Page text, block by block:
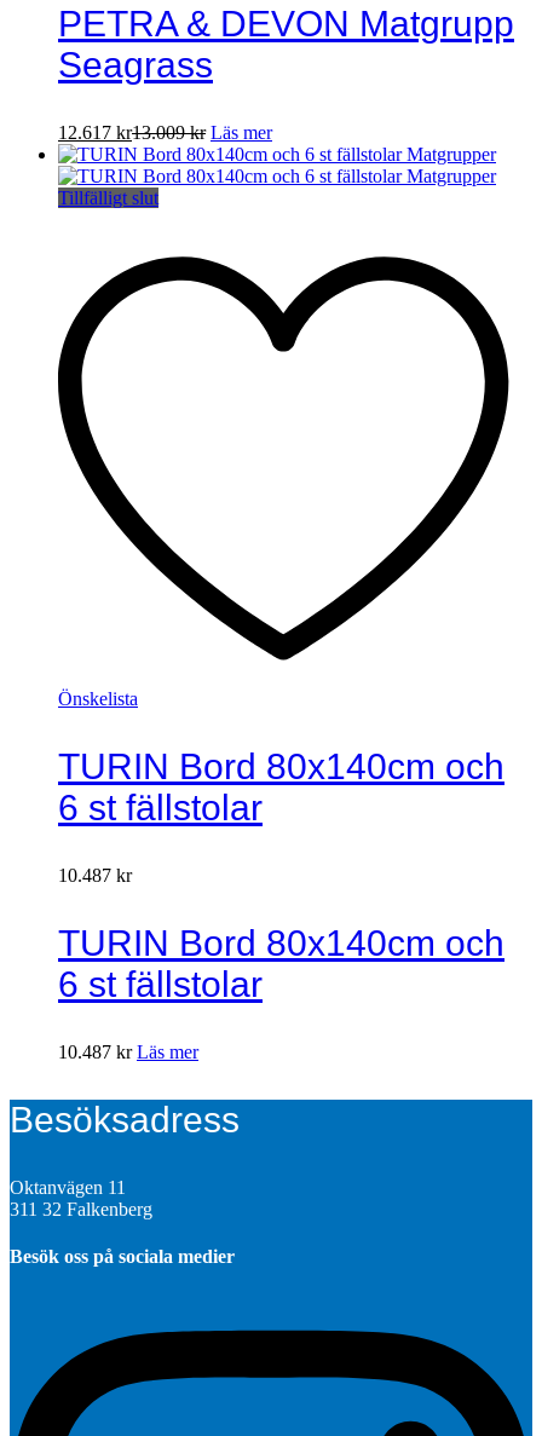
PETRA & DEVON Matgrupp
Seagrass
12.617 kr13.009kr Läs mer
Tillfälligt slut
Önskelista
TURIN Bord 80x140cm och
6 st fällstolar
10.487 kr
TURIN Bord 80x140cm och
6 st fällstolar
10.487 kr Läs mer
Besöksadress
Oktanvägen 11
311 32 Falkenberg
Besök oss på sociala medier